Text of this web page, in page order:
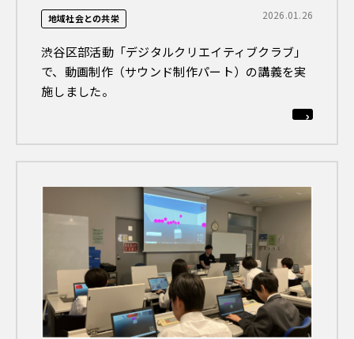
地域社会との共栄 2026.01.26
渋谷区部活動「デジタルクリエイティブクラブ」
で、動画制作（サウンド制作パート）の講義を実
施しました。